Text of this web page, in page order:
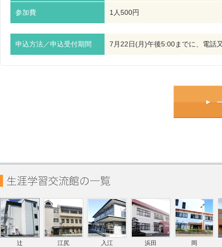
参加費 1人500円
申込方法／申込受付期間 7月22日(月)午後5:00までに、電話
辻 江尻 入江 浜田 岡